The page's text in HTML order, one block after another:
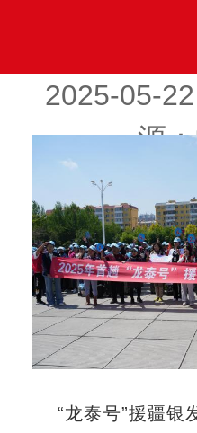
2025-05-
源
“龙泰号”援疆银